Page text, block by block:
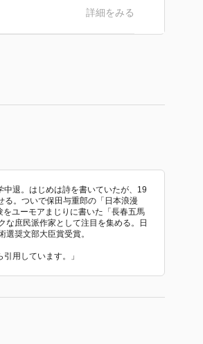
能で、降りかかってくる事
詳細をみる
退。はじめは詩を書いていたが、19
。ついで保田与重郎の「日本浪漫
ユーモアまじりに書いた「長春五馬
庶民派作家として注目を集める。日
奨文部大臣賞受賞。
用しています。」